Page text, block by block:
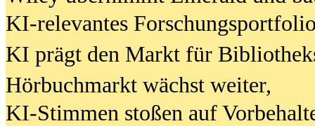
KI-relevantes
KI prägt den Markt für
Hörbuchmarkt wächst weiter,
KI-Stimmen stoßen auf